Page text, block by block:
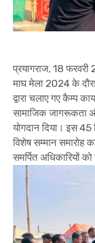
प्रयागराज, 18
माघ मेला 2024 के
द्वारा चलाए गए कैम्प
सामाजिक जागरूकता
योगदान दिया। इस
विशेष सम्मान समारोह
समर्पित अधिकारियों